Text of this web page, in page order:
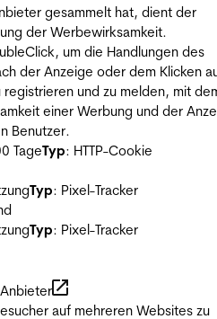
gesammelt hat, dient der
der Werbewirksamkeit.
um die Handlungen des
der Anzeige oder dem Klicken
und zu melden, mit
einer Werbung und der
Benutzer.
TageTyp: HTTP-Cookie
Typ: Pixel-Tracker
Typ: Pixel-Tracker
auf mehreren Websites zu